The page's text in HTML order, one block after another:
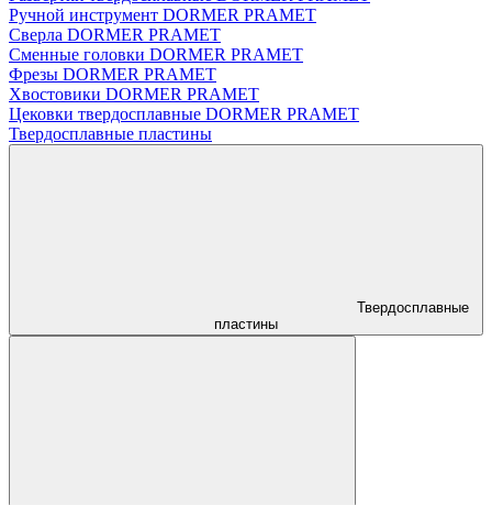
Ручной инструмент DORMER PRAMET
Сверла DORMER PRAMET
Сменные головки DORMER PRAMET
Фрезы DORMER PRAMET
Хвостовики DORMER PRAMET
Цековки твердосплавные DORMER PRAMET
Твердосплавные пластины
Твердосплавные
пластины